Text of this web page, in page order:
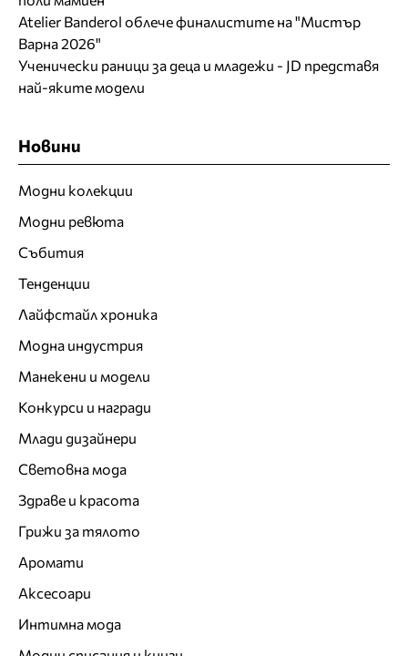
Atelier Banderol облече финалистите на "Мистър
Варна 2026"
Ученически раници за деца и младежи - JD представя
най-яките модели
Новини
Модни колекции
Модни ревюта
Събития
Тенденции
Лайфстайл хроника
Модна индустрия
Манекени и модели
Конкурси и награди
Млади дизайнери
Световна мода
Здраве и красота
Грижи за тялото
Аромати
Аксесоари
Интимна мода